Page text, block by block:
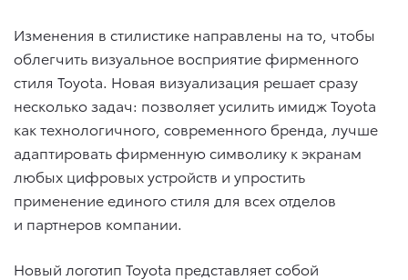
Изменения в стилистике направлены на то, чтобы
облегчить визуальное восприятие фирменного
стиля Toyota. Новая визуализация решает сразу
несколько задач: позволяет усилить имидж Toyota
как технологичного, современного бренда, лучше
адаптировать фирменную символику к экранам
любых цифровых устройств и упростить
применение единого стиля для всех отделов
и партнеров компании.
Новый логотип Toyota представляет собой